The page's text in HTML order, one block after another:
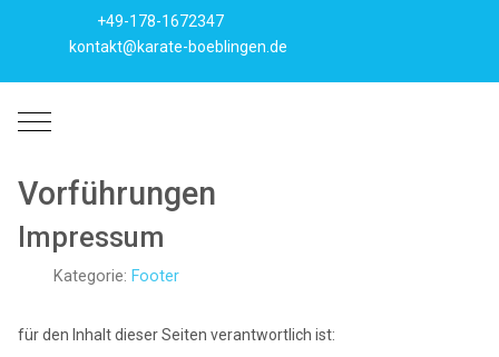
+49-178-1672347
kontakt@karate-boeblingen.de
Mobile Menu Toggle
Vorführungen
Impressum
Kategorie:Footer
für den Inhalt dieser Seiten verantwortlich ist: